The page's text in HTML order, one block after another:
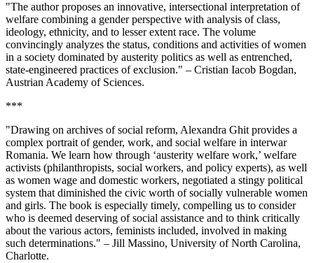
"The author proposes an innovative, intersectional interpretation of
welfare combining a gender perspective with analysis of class,
ideology, ethnicity, and to lesser extent race. The volume
convincingly analyzes the status, conditions and activities of women
in a society dominated by austerity politics as well as entrenched,
state-engineered practices of exclusion." – Cristian Iacob Bogdan,
Austrian Academy of Sciences.
***
"Drawing on archives of social reform, Alexandra Ghit provides a
complex portrait of gender, work, and social welfare in interwar
Romania. We learn how through ‘austerity welfare work,’ welfare
activists (philanthropists, social workers, and policy experts), as well
as women wage and domestic workers, negotiated a stingy political
system that diminished the civic worth of socially vulnerable women
and girls. The book is especially timely, compelling us to consider
who is deemed deserving of social assistance and to think critically
about the various actors, feminists included, involved in making
such determinations." – Jill Massino, University of North Carolina,
Charlotte.